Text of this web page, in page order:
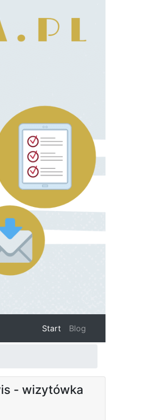
Start (current)
Blog
- wizytówka